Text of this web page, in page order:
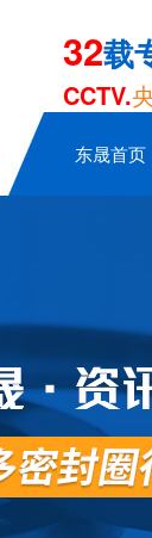
32载
CCTV.
东晟首页